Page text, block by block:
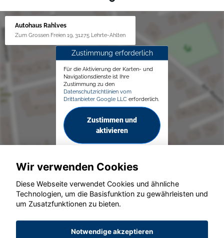
Autohaus Rahlves
Zum Grossen Freien 19, 31275 Lehrte-Ahlten
Zustimmung erforderlich
Für die Aktivierung der Karten- und
Navigationsdienste ist Ihre
Zustimmung zu den
Datenschutzrichtlinien vom
Drittanbieter Google LLC erforderlich.
Zustimmen und
aktivieren
© konjunkturmotor.de GmbH 2020 - 2026
Wir verwenden Cookies
Diese Webseite verwendet Cookies und ähnliche
Technologien, um die Basisfunktion zu gewährleisten und
um Zusatzfunktionen zu bieten.
Notwendige akzeptieren